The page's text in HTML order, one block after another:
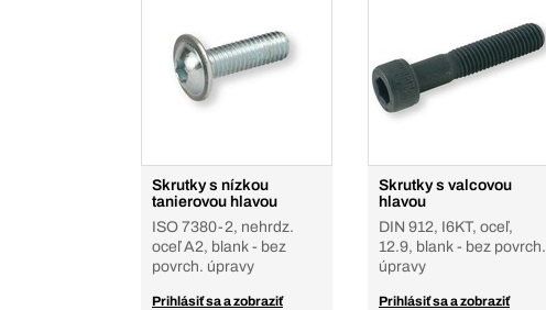
Skrutky s nízkou
tanierovou hlavou
ISO 7380-2, nehrdz.
oceľ A2, blank - bez
povrch. úpravy
Prihlásiť sa a zobraziť
Skrutky s valcovou
hlavou
DIN 912, I6KT, oceľ,
12.9, blank - bez povrch.
úpravy
Prihlásiť sa a zobraziť